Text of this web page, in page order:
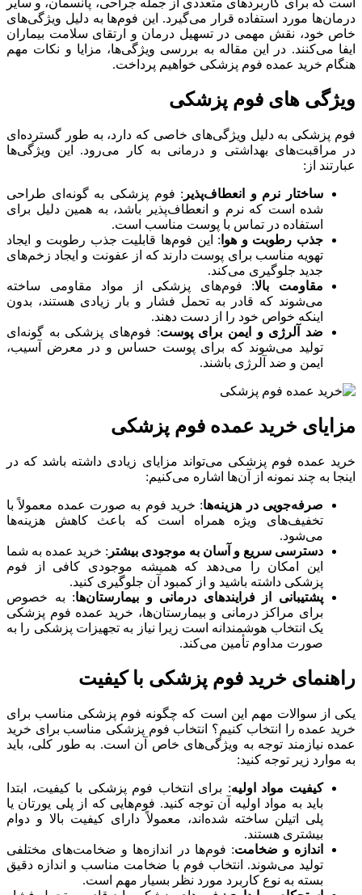
است که برای کاربردهای متعددی از جمله جراحی، پانسمان، و سایر
درمان‌ها مورد استفاده قرار می‌گیرد. این فوم‌ها به دلیل ویژگی‌های
خاص خود، نقش مهمی در تسهیل درمان و ارتقای سلامت بیماران
ایفا می‌کنند. در این مقاله به بررسی ویژگی‌ها، مزایا و نکات مهم
هنگام خرید عمده فوم پزشکی خواهیم پرداخت.
ویژگی‌ های فوم پزشکی
فوم پزشکی به دلیل ویژگی‌های خاصی که دارد، به طور گسترده‌ای
در مراقبت‌های بهداشتی و درمانی به کار می‌رود. این ویژگی‌ها
عبارتند از:
ساختار نرم و انعطاف‌پذیر : فوم پزشکی به گونه‌ای طراحی
شده است که نرم و انعطاف‌پذیر باشد، به همین دلیل برای
استفاده در تماس با پوست مناسب است.
جذب رطوبت و هوا : این فوم‌ها قابلیت جذب رطوبت و ایجاد
تهویه مناسب برای پوست دارند که از عفونت و ایجاد زخم‌های
جدید جلوگیری می‌کند.
مقاومت بالا: فوم‌های پزشکی از مواد مقاومی ساخته
می‌شوند که قادر به تحمل فشار و بار زیادی هستند، بدون
اینکه خواص خود را از دست دهند.
ضد آلرژی و ایمن برای پوست: فوم‌های پزشکی به گونه‌ای
تولید می‌شوند که برای پوست حساس و در معرض آسیب،
ایمن و ضد آلرژی باشند.
مزایای خرید عمده فوم پزشکی
خرید عمده فوم پزشکی می‌تواند مزایای زیادی داشته باشد که در
اینجا به چند نمونه از آن‌ها اشاره می‌کنیم:
صرفه‌جویی در هزینه‌ها: خرید فوم به صورت عمده معمولاً با
تخفیف‌های ویژه همراه است که باعث کاهش هزینه‌ها
می‌شود.
دسترسی سریع و آسان به موجودی بیشتر : خرید عمده به شما
این امکان را می‌دهد که همیشه موجودی کافی از فوم
پزشکی داشته باشید و از کمبود آن جلوگیری کنید.
پشتیبانی از فرایندهای درمانی و بیمارستان‌ها: به خصوص
برای مراکز درمانی و بیمارستان‌ها، خرید عمده فوم پزشکی
یک انتخاب هوشمندانه است زیرا نیاز به تجهیزات پزشکی را به
صورت مداوم تأمین می‌کند.
راهنمای خرید فوم پزشکی با کیفیت
یکی از سوالات مهم این است که چگونه فوم پزشکی مناسب برای
خرید عمده را انتخاب کنیم؟ انتخاب فوم پزشکی مناسب برای خرید
عمده نیازمند توجه به ویژگی‌های خاص آن است. به طور کلی، باید
به موارد زیر توجه کنید:
کیفیت مواد اولیه: برای انتخاب فوم پزشکی با کیفیت، ابتدا
باید به مواد اولیه آن توجه کنید. فوم‌هایی که از پلی یورتان یا
پلی اتیلن ساخته شده‌اند، معمولاً دارای کیفیت بالا و دوام
بیشتری هستند.
اندازه و ضخامت: فوم‌ها در اندازه‌ها و ضخامت‌های مختلفی
تولید می‌شوند. انتخاب فوم با ضخامت مناسب و اندازه دقیق
بسته به نوع کاربرد مورد نظر بسیار مهم است.